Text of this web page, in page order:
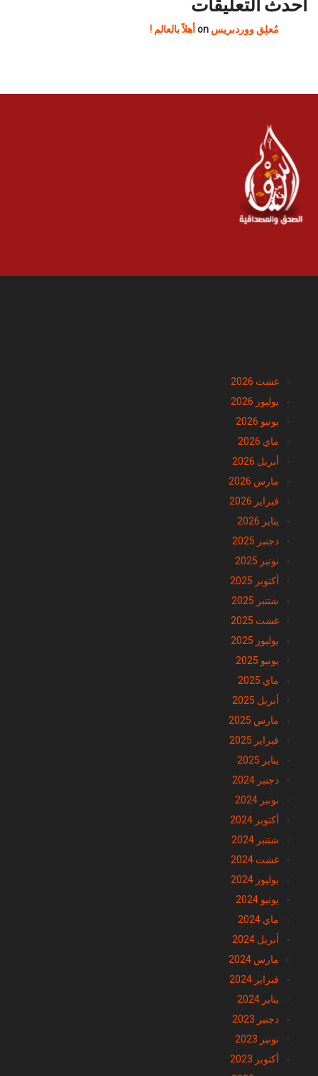
مُعلِق ووردبريسon أهلاً بالعالم !
يوليوز 2026
يونيو 2026
ماي 2026
أبريل 2026
مارس 2026
فبراير 2026
يناير 2026
دجنبر 2025
نونبر 2025
أكتوبر 2025
شتنبر 2025
غشت 2025
يوليوز 2025
يونيو 2025
ماي 2025
أبريل 2025
مارس 2025
فبراير 2025
يناير 2025
دجنبر 2024
نونبر 2024
أكتوبر 2024
شتنبر 2024
غشت 2024
يوليوز 2024
يونيو 2024
ماي 2024
أبريل 2024
مارس 2024
فبراير 2024
يناير 2024
دجنبر 2023
نونبر 2023
أكتوبر 2023
شتنبر 2023